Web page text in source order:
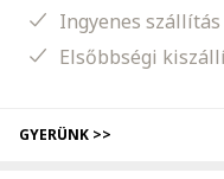
Ingyenes
Elsőbbségi
GYERÜNK >>